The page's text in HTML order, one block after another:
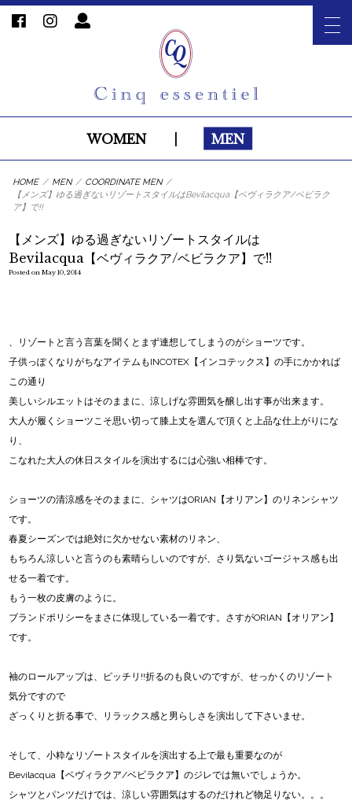
WOMEN MEN
HOME / MEN / COORDINATE MEN /
【メンズ】ゆる過ぎないリゾートスタイルはBevilacqua【ベヴィラクア/ベビラク
ア】で!!
【メンズ】ゆる過ぎないリゾートスタイルは
Bevilacqua【ベヴィラクア/ベビラクア】で!!
Posted on May 10, 2014
、リゾートと言う言葉を聞くとまず連想してしまうのがショーツです。
子供っぽくなりがちなアイテムもINCOTEX【インコテックス】の手にかかれば
この通り
美しいシルエットはそのままに、涼しげな雰囲気を醸し出す事が出来ます。
大人が履くショーツこそ思い切って膝上丈を選んで頂くと上品な仕上がりにな
り、
こなれた大人の休日スタイルを演出するには心強い相棒です。
ショーツの清涼感をそのままに、シャツはORIAN【オリアン】のリネンシャツ
です。
春夏シーズンでは絶対に欠かせない素材のリネン、
もちろん涼しいと言うのも素晴らしいのですが、さり気ないゴージャス感も出
せる一着です。
もう一枚の皮膚のように。
ブランドポリシーをまさに体現している一着です。さすがORIAN【オリアン】
です。
袖のロールアップは、ピッチリ!!折るのも良いのですが、せっかくのリゾート
気分ですので
ざっくりと折る事で、リラックス感と男らしさを演出して下さいませ。
そして、小粋なリゾートスタイルを演出する上で最も重要なのが
Bevilacqua【ベヴィラクア/ベビラクア】のジレでは無いでしょうか。
シャツとパンツだけでは、涼しい雰囲気はするのだけれど物足りない。。。